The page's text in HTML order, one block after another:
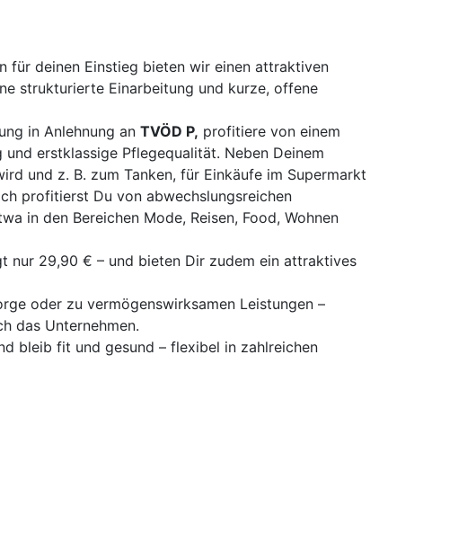
für deinen Einstieg bieten wir einen attraktiven
strukturierte Einarbeitung und kurze, offene
in Anlehnung an TVÖD P, profitiere von einem
erstklassige Pflegequalität. Neben Deinem
und z. B. zum Tanken, für Einkäufe im Supermarkt
profitierst Du von abwechslungsreichen
in den Bereichen Mode, Reisen, Food, Wohnen
nur 29,90 € – und bieten Dir zudem ein attraktives
oder zu vermögenswirksamen Leistungen –
das Unternehmen.
bleib fit und gesund – flexibel in zahlreichen